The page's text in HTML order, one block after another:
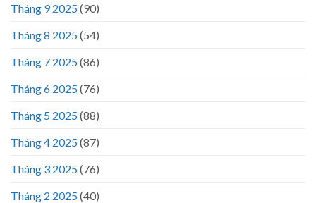
Tháng 9 2025(90)
Tháng 8 2025(54)
Tháng 7 2025(86)
Tháng 6 2025(76)
Tháng 5 2025(88)
Tháng 4 2025(87)
Tháng 3 2025(76)
Tháng 2 2025(40)